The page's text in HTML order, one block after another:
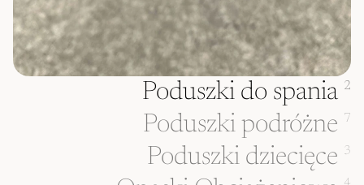
Poduszki do spania 2
Poduszki podróżne 7
Poduszki dziecięce 3